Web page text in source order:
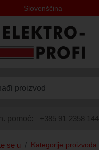
Slovenščina
proizvod
pomoć: +385 91 2358 144
se u Kategorije proizvoda